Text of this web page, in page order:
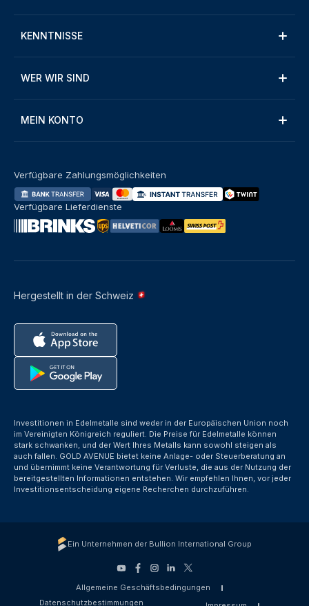
KENNTNISSE
WER WIR SIND
MEIN KONTO
Hergestellt in der Schweiz
Verfügbare Zahlungsmöglichkeiten
Verfügbare Lieferdienste
Investitionen in Edelmetalle sind weder in der Europäischen Union noch
im Vereinigten Königreich reguliert. Die Preise für Edelmetalle können
stark schwanken, und der Wert Ihres Metalls kann sowohl steigen als
auch fallen. GOLD AVENUE bietet keine Anlage- oder Steuerberatung an
und übernimmt keine Verantwortung für Verluste, die aus der Nutzung der
bereitgestellten Informationen entstehen. Wir empfehlen Ihnen, vor jeder
Investitionsentscheidung eigene Recherchen durchzuführen.
Ein Unternehmen der Bullion International Group
Allgemeine Geschäftsbedingungen
Datenschutzbestimmungen